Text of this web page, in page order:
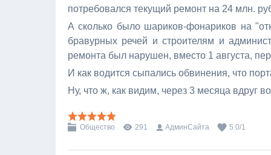
потребовался текущий ремонт на 24 млн.
А сколько было шариков-фонариков на
бравурных речей и строителям и
ремонта был нарушен, вместо 1 августа,
И как водится сыпались обвинения, что
Ну, что ж, как видим, через 3 месяца вдруг
Общество 291 АдминСайта 5.0/1